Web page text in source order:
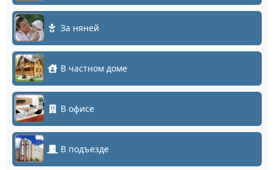
За няней
В частном доме
В офисе
В подъезде